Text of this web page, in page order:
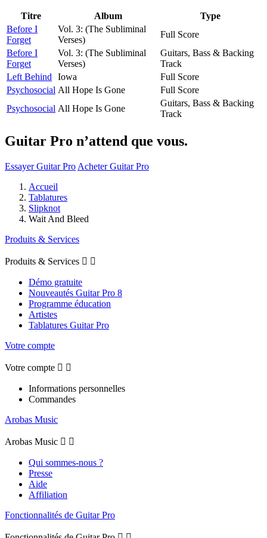
Titre Album
Type
Before I
Forget
Vol. 3: (The Subliminal
Verses)
Full Score
Before I
Forget
Vol. 3: (The Subliminal
Verses)
Guitars, Bass & Backing
Track
Left Behind
Iowa
Full Score
Psychosocial All Hope Is Gone
Full Score
Psychosocial All Hope Is Gone
Guitars, Bass & Backing
Track
Guitar Pro n’attend que vous.
Essayer Guitar Pro Acheter Guitar Pro
Accueil
Tablatures
Slipknot
Wait And Bleed
Produits & Services
Produits & Services  
Démo gratuite
Nouveautés Guitar Pro 8
Programme éducation
Artistes
Tablatures Guitar Pro
Votre compte
Votre compte  
Informations personnelles
Commandes
Arobas Music
Arobas Music  
Qui sommes-nous ?
Presse
Aide
Affiliation
Fonctionnalités de Guitar Pro